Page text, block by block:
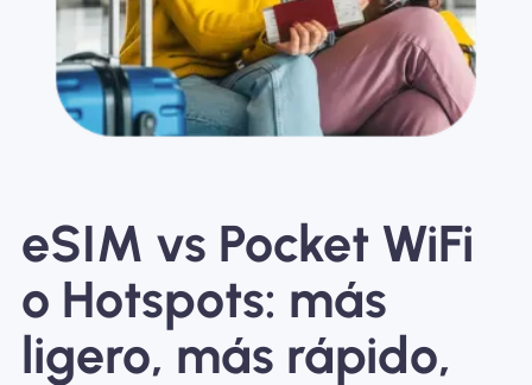
eSIM vs Pocket WiFi
o Hotspots: más
ligero, más rápido,